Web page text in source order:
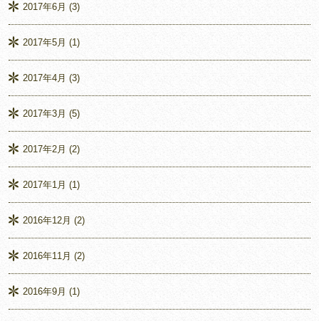
2017年6月 (3)
2017年5月 (1)
2017年4月 (3)
2017年3月 (5)
2017年2月 (2)
2017年1月 (1)
2016年12月 (2)
2016年11月 (2)
2016年9月 (1)